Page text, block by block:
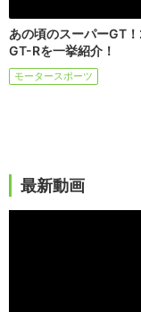
あの頃のスーパーGT
GT-Rを一挙紹介！
モータースポーツ
最新動画